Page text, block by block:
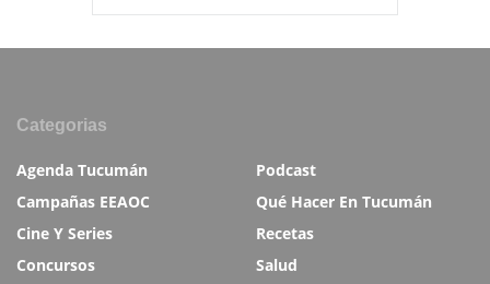
Categorias
Agenda Tucumán
Campañas EEAOC
Cine Y Series
Concursos
Podcast
Qué Hacer En Tucumán
Recetas
Salud